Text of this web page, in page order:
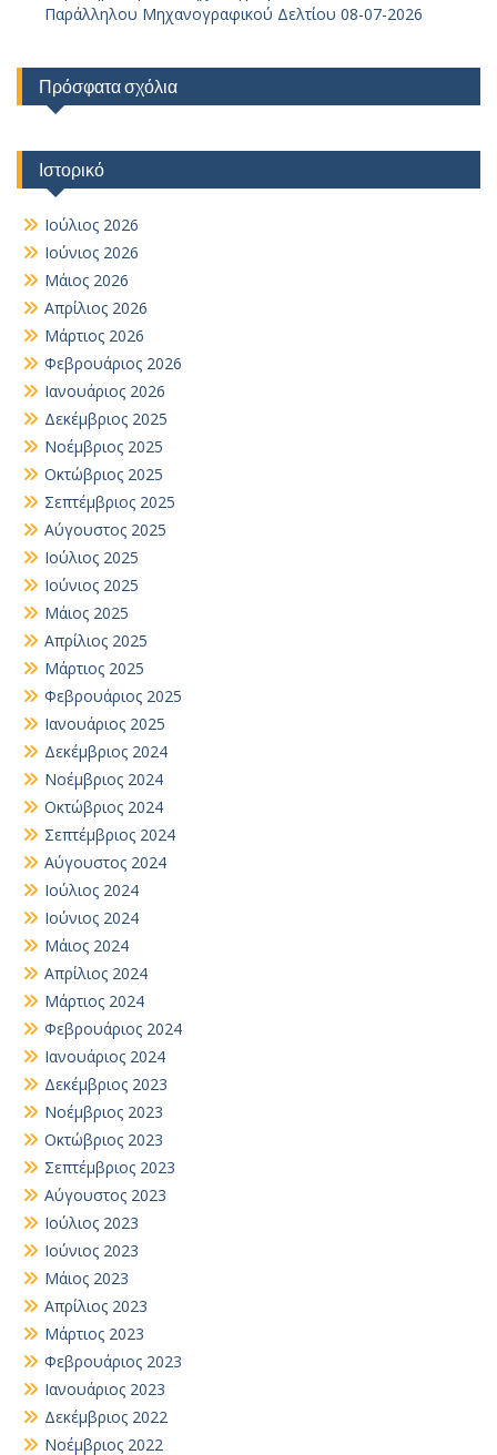
Παράλληλου Μηχανογραφικού Δελτίου 08-07-2026
Πρόσφατα σχόλια
Ιστορικό
Ιούλιος 2026
Ιούνιος 2026
Μάιος 2026
Απρίλιος 2026
Μάρτιος 2026
Φεβρουάριος 2026
Ιανουάριος 2026
Δεκέμβριος 2025
Νοέμβριος 2025
Οκτώβριος 2025
Σεπτέμβριος 2025
Αύγουστος 2025
Ιούλιος 2025
Ιούνιος 2025
Μάιος 2025
Απρίλιος 2025
Μάρτιος 2025
Φεβρουάριος 2025
Ιανουάριος 2025
Δεκέμβριος 2024
Νοέμβριος 2024
Οκτώβριος 2024
Σεπτέμβριος 2024
Αύγουστος 2024
Ιούλιος 2024
Ιούνιος 2024
Μάιος 2024
Απρίλιος 2024
Μάρτιος 2024
Φεβρουάριος 2024
Ιανουάριος 2024
Δεκέμβριος 2023
Νοέμβριος 2023
Οκτώβριος 2023
Σεπτέμβριος 2023
Αύγουστος 2023
Ιούλιος 2023
Ιούνιος 2023
Μάιος 2023
Απρίλιος 2023
Μάρτιος 2023
Φεβρουάριος 2023
Ιανουάριος 2023
Δεκέμβριος 2022
Νοέμβριος 2022